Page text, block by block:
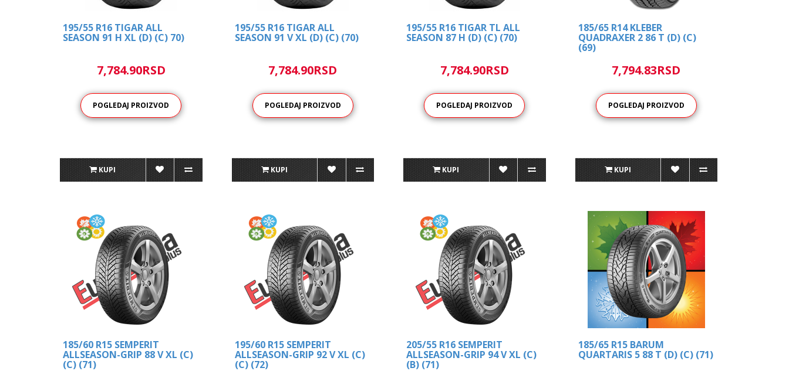
195/55 R16 TIGAR ALL
SEASON 91 H XL (D) (C) 70)
7,784.90RSD
POGLEDAJ PROIZVOD
KUPI
195/55 R16 TIGAR ALL
SEASON 91 V XL (D) (C) (70)
7,784.90RSD
POGLEDAJ PROIZVOD
KUPI
195/55 R16 TIGAR TL ALL
SEASON 87 H (D) (C) (70)
7,784.90RSD
POGLEDAJ PROIZVOD
KUPI
185/65 R14 KLEBER
QUADRAXER 2 86 T (D) (C)
(69)
7,794.83RSD
POGLEDAJ PROIZVOD
KUPI
185/60 R15 SEMPERIT
ALLSEASON-GRIP 88 V XL (C)
(C) (71)
195/60 R15 SEMPERIT
ALLSEASON-GRIP 92 V XL (C)
(C) (72)
205/55 R16 SEMPERIT
ALLSEASON-GRIP 94 V XL (C)
(B) (71)
185/65 R15 BARUM
QUARTARIS 5 88 T (D) (C) (71)